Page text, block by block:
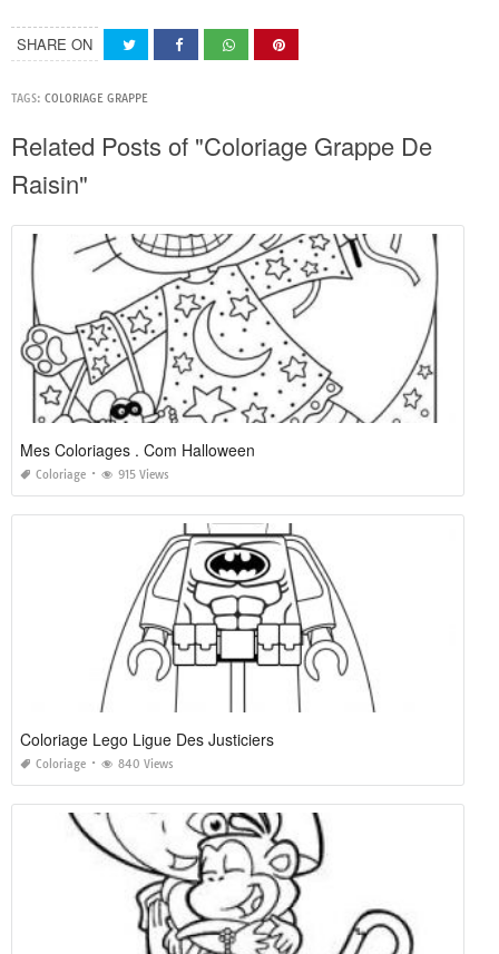
SHARE ON
TAGS: COLORIAGE GRAPPE
Related Posts of "Coloriage Grappe De
Raisin"
Mes Coloriages . Com Halloween
Coloriage 915 Views
Coloriage Lego Ligue Des Justiciers
Coloriage 840 Views